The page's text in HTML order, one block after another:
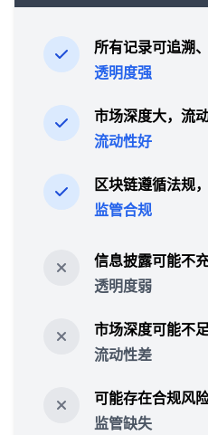
所有记录可追溯
透明度强
市场深度大，流
流动性好
区块链遵循法规
监管合规
信息披露可能不
透明度弱
市场深度可能不
流动性差
可能存在合规风
监管缺失